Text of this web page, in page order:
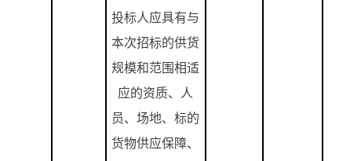
投标人应具有与
本次招标的供货
规模和范围相适
应的资质、人
员、场地、标的
货物供应保障、